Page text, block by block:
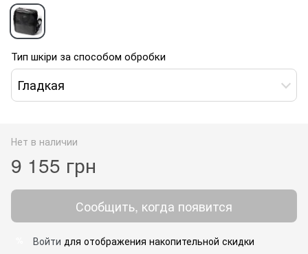
Тип шкіри за способом обробки
Гладкая
Нет в наличии
9 155 грн
Сообщить, когда появится
Войти для отображения накопительной скидки